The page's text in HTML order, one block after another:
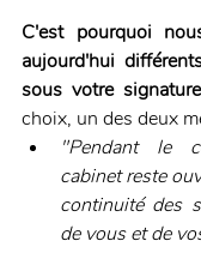
C'est pourquoi
aujourd'hui
sous votre
choix, un des deux
"Pendant le
cabinet reste
continuité des
de vous et de